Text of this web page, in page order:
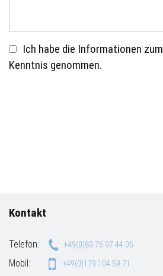
Ich habe die Informationen zum
Kenntnis genommen.
Kontakt
Telefon: +49(0)89 76 97 44 05
Mobil: +49(0)179 104 59 71